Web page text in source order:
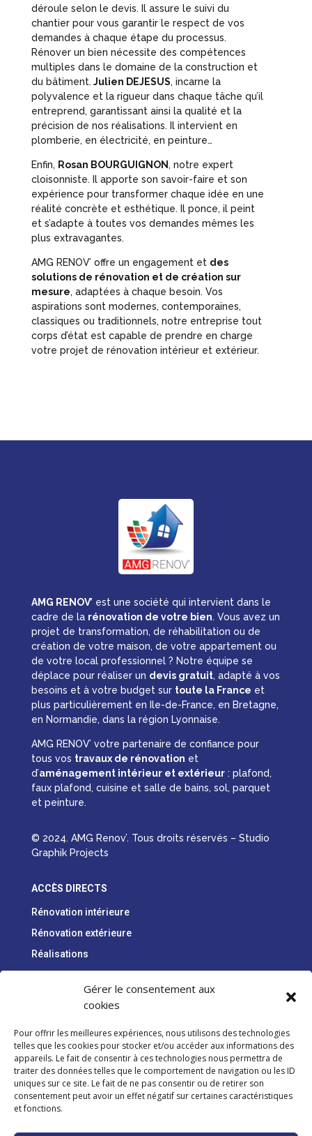
Gérer le consentement aux
cookies
Pour offrir les meilleures expériences, nous utilisons des technologies
telles que les cookies pour stocker et/ou accéder aux informations des
appareils. Le fait de consentir à ces technologies nous permettra de
traiter des données telles que le comportement de navigation ou les ID
uniques sur ce site. Le fait de ne pas consentir ou de retirer son
consentement peut avoir un effet négatif sur certaines caractéristiques
et fonctions.
déroule selon le devis. Il assure le suivi du
chantier pour vous garantir le respect de vos
demandes à chaque étape du processus.
Rénover un bien nécessite des compétences
multiples dans le domaine de la construction et
du bâtiment. Julien DEJESUS, incarne la
polyvalence et la rigueur dans chaque tâche qu’il
entreprend, garantissant ainsi la qualité et la
précision de nos réalisations. Il intervient en
plomberie, en électricité, en peinture…
Enfin, Rosan BOURGUIGNON , notre expert
cloisonniste. Il apporte son savoir-faire et son
expérience pour transformer chaque idée en une
réalité concrète et esthétique. Il ponce, il peint
et s’adapte à toutes vos demandes mêmes les
plus extravagantes.
AMG RENOV’ offre un engagement et des
solutions de rénovation et de création sur
mesure, adaptées à chaque besoin. Vos
aspirations sont modernes, contemporaines,
classiques ou traditionnels, notre entreprise tout
corps d’état est capable de prendre en charge
votre projet de rénovation intérieur et extérieur.
AMG RENOV’ est une société qui intervient dans le
cadre de la rénovation de votre bien. Vous avez un
projet de transformation, de réhabilitation ou de
création de votre maison, de votre appartement ou
de votre local professionnel ? Notre équipe se
déplace pour réaliser un devis gratuit, adapté à vos
besoins et à votre budget sur toute la France et
plus particulièrement en Ile-de-France, en Bretagne,
en Normandie, dans la région Lyonnaise.
AMG RENOV’ votre partenaire de confiance pour
tous vos travaux de rénovation et
d’aménagement intérieur et extérieur: plafond,
faux plafond, cuisine et salle de bains, sol, parquet
et peinture.
© 2024. AMG Renov’. Tous droits réservés – Studio
Graphik Projects
ACCÈS DIRECTS
Rénovation intérieure
Rénovation extérieure
Réalisations
INFORMATIONS
Mentions légales
Politique de confidentialité
Politique de cookies